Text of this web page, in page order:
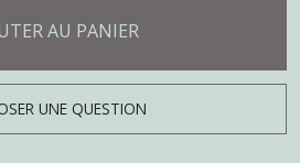
AU PANIER
UNE QUESTION